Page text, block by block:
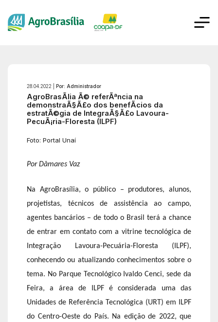
28.04.2022 | Por: Administrador
AgroBrasÃ­lia Ã© referÃªncia na
demonstraÃ§Ã£o dos benefÃ­cios da
estratÃ©gia de IntegraÃ§Ã£o Lavoura-
PecuÃ¡ria-Floresta (ILPF)
Foto: Portal Unaí
Por Dâmares Vaz
Na AgroBrasília, o público – produtores, alunos,
projetistas, técnicos de assistência ao campo,
agentes bancários – de todo o Brasil terá a chance
de entrar em contato com a vitrine tecnológica de
Integração Lavoura-Pecuária-Floresta (ILPF),
conhecendo ou atualizando conhecimentos sobre o
tema. No Parque Tecnológico Ivaldo Cenci, sede da
Feira, a área de ILPF é considerada uma das
Unidades de Referência Tecnológica (URT) em ILPF
do Centro-Oeste do País. Na edição de 2022, que